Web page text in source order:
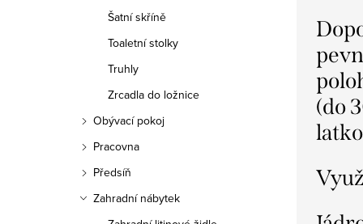
Šatní skříně
Toaletní stolky
Truhly
Zrcadla do ložnice
Obývací pokoj
Pracovna
Předsíň
Zahradní nábytek
(do